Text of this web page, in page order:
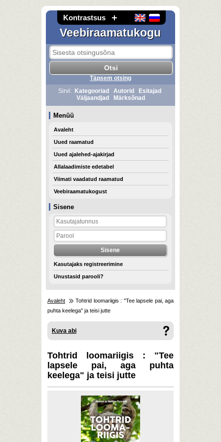
Kontrastsus
Veebiraamatukogu
Sisene
Kasutajaks registreerimine
Unustasid parooli?
Täpsem otsing
Sirvi:
Kategooriad Autorid
Esitajad
Väljaandjad
Märksõnad
Menüü
Avaleht
Uued raamatud
Uued ajalehed-ajakirjad
Allalaadimiste edetabel
Viimati vaadatud raamatud
Veebiraamatukogust
Avaleht
Tohtrid loomariigis : "Tee lapsele pai, aga
puhta keelega" ja teisi jutte
Kuva abi
Tohtrid loomariigis : "Tee
lapsele pai, aga puhta
keelega" ja teisi jutte